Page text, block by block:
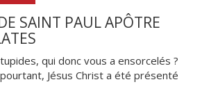
SAINT PAUL APÔTRE
qui donc vous a ensorcelés ?
Jésus Christ a été présenté